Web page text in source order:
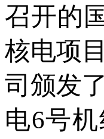
召开的
核电项
司颁发
电6号